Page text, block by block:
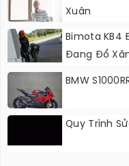
Xuân
Bimota KB4
Đang Đổ
BMW
Quy Trình